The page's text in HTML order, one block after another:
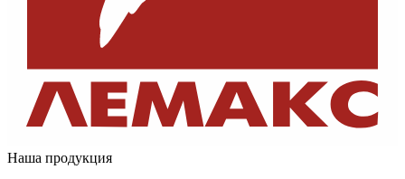
Наша продукция